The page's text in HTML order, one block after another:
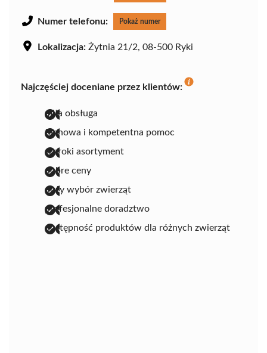
Numer telefonu: Pokaż numer
Lokalizacja: Żytnia 21/2, 08-500 Ryki
Najczęściej doceniane przez klientów:
miła obsługa
fachowa i kompetentna pomoc
szeroki asortyment
dobre ceny
duży wybór zwierząt
profesjonalne doradztwo
dostępność produktów dla różnych zwierząt